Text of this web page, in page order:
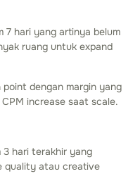
7 hari yang artinya belum
ruang untuk expand
dengan margin yang
increase saat scale.
3 hari terakhir yang
quality atau creative